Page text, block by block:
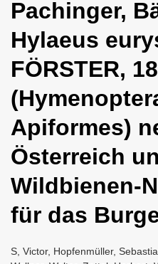
t
i
n
Pachinger,
Hylaeus
FÖRSTER,
Apiformes)
Österreich
Wildbienen-
für das
S, Victor, Hopfenmüller,